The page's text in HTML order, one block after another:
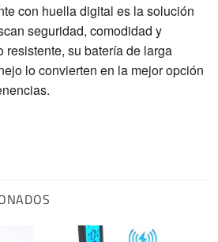
con huella digital es la solución
seguridad, comodidad y
resistente, su batería de larga
lo convierten en la mejor opción